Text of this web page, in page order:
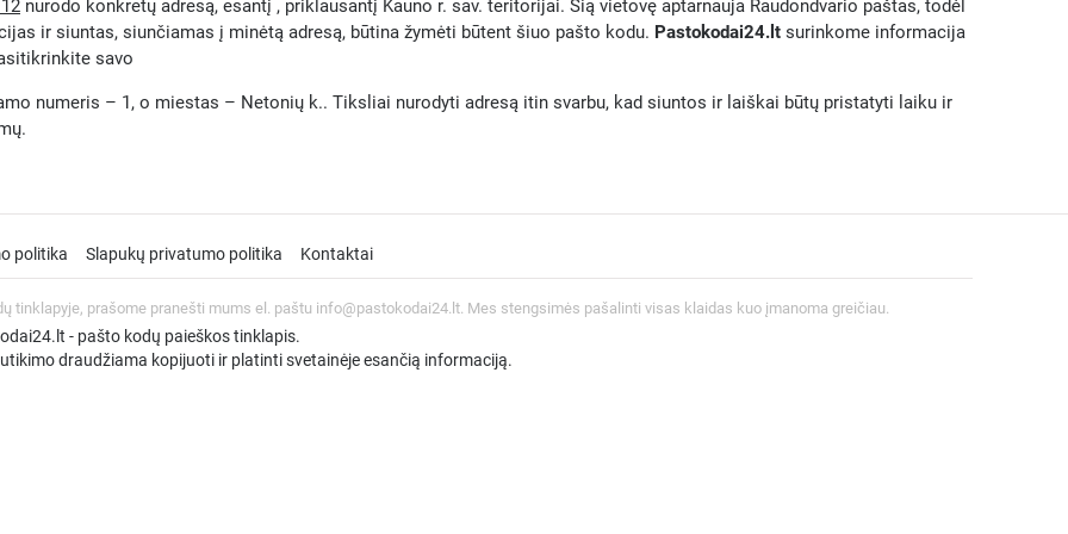
nurodo konkretų adresą, esantį , priklausantį Kauno r. sav. teritorijai. Šią vietovę aptarnauja Raudondvario paštas, todėl
ir siuntas, siunčiamas į minėtą adresą, būtina žymėti būtent šiuo pašto kodu. Pastokodai24.lt surinkome informacija
savo
numeris – 1, o miestas – Netonių k.. Tiksliai nurodyti adresą itin svarbu, kad siuntos ir laiškai būtų pristatyti laiku ir
politika Slapukų privatumo politika Kontaktai
tinklapyje, prašome pranešti mums el. paštu info@pastokodai24.lt. Mes stengsimės pašalinti visas klaidas kuo įmanoma greičiau.
- pašto kodų paieškos tinklapis.
draudžiama kopijuoti ir platinti svetainėje esančią informaciją.